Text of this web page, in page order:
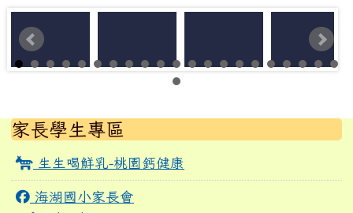
左邊區域內容
家長學生專區
生生喝鮮乳-桃園鈣健康
海湖國小家長會